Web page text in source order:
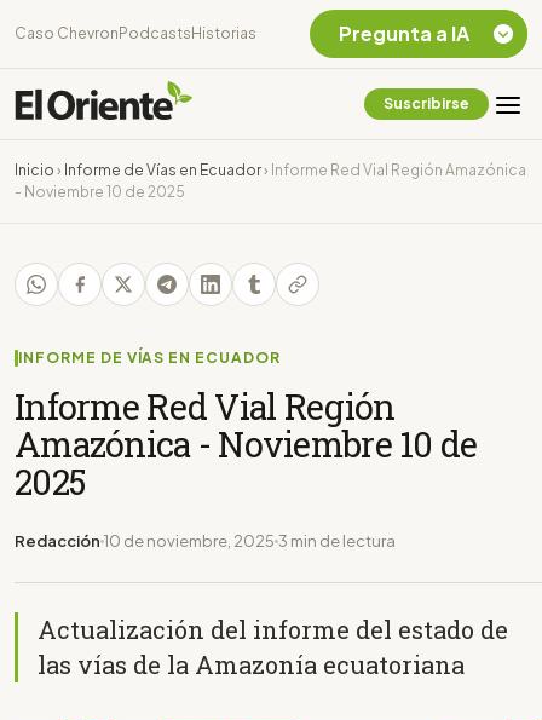
Caso Chevron Podcasts Historias
Suscribirse
Inicio › Informe de Vías en Ecuador› Informe Red Vial Región Amazónica
- Noviembre 10 de 2025
INFORME DE VÍAS EN ECUADOR
Informe Red Vial Región
Amazónica - Noviembre 10 de
2025
Redacción 10 de noviembre, 2025 3 min de lectura
Actualización del informe del estado de
las vías de la Amazonía ecuatoriana
Pregunta a IA
Chevron Ecuador